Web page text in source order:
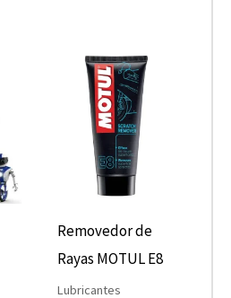
Removedor de
Rayas MOTUL E8
Lubricantes